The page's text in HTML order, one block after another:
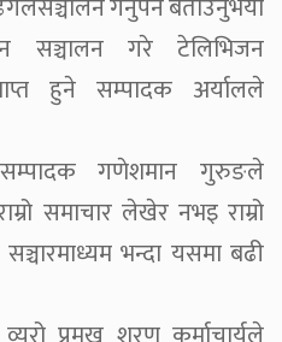
गर्नुपर्ने बताउनुभयो
सञ्चालन गरे टेलिभिजन
हुने सम्पादक अर्यालले
गणेशमान गुरुङले
समाचार लेखेर नभइ राम्रो
भन्दा यसमा बढी